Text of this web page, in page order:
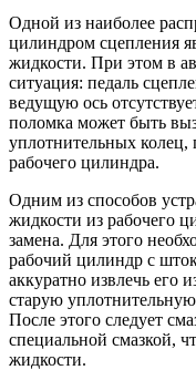
Одной из наиболее
цилиндром сцепления
жидкости. При этом в
ситуация: педаль
ведущую ось
поломка может быть
уплотнительных
рабочего цилиндра.
Одним из способов
жидкости из рабочего
замена. Для этого
рабочий цилиндр с
аккуратно извлечь его
старую
После этого следует
специальной смазкой,
жидкости.